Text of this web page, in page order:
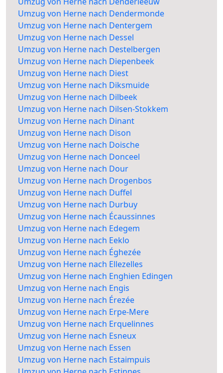
Umzug von Herne nach Dendermonde
Umzug von Herne nach Dentergem
Umzug von Herne nach Dessel
Umzug von Herne nach Destelbergen
Umzug von Herne nach Diepenbeek
Umzug von Herne nach Diest
Umzug von Herne nach Diksmuide
Umzug von Herne nach Dilbeek
Umzug von Herne nach Dilsen-Stokkem
Umzug von Herne nach Dinant
Umzug von Herne nach Dison
Umzug von Herne nach Doische
Umzug von Herne nach Donceel
Umzug von Herne nach Dour
Umzug von Herne nach Drogenbos
Umzug von Herne nach Duffel
Umzug von Herne nach Durbuy
Umzug von Herne nach Écaussinnes
Umzug von Herne nach Edegem
Umzug von Herne nach Eeklo
Umzug von Herne nach Éghezée
Umzug von Herne nach Ellezelles
Umzug von Herne nach Enghien Edingen
Umzug von Herne nach Engis
Umzug von Herne nach Érezée
Umzug von Herne nach Erpe-Mere
Umzug von Herne nach Erquelinnes
Umzug von Herne nach Esneux
Umzug von Herne nach Essen
Umzug von Herne nach Estaimpuis